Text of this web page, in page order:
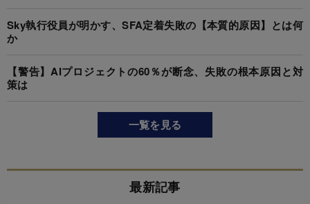
Sky執行役員が明かす、SFA定着失敗の【本質的原因】とは何
か
【警告】AIプロジェクトの60％が断念、失敗の根本原因と対
策は
一覧を見る
最新記事